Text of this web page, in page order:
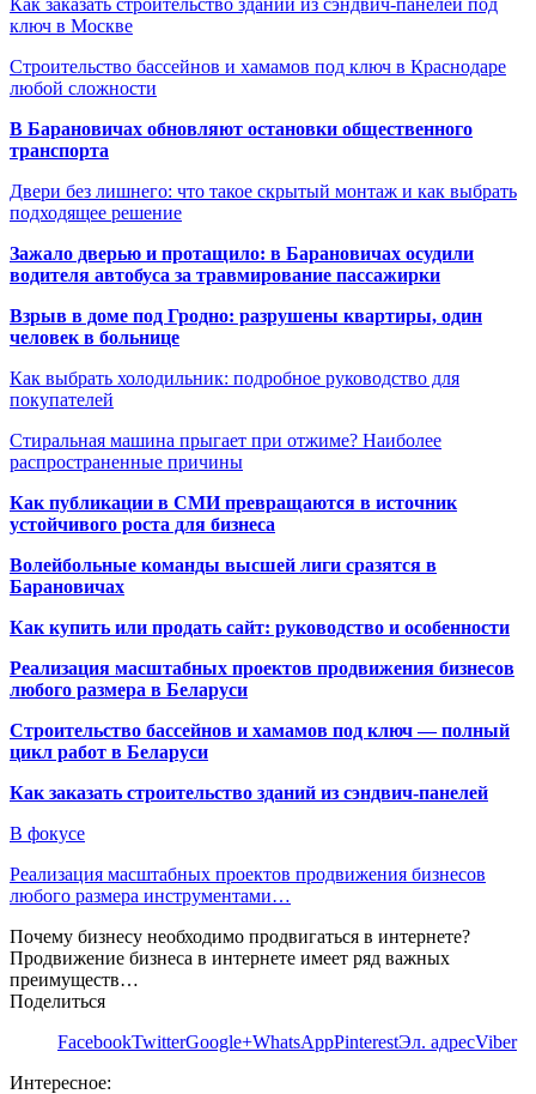
ключ в Москве
Строительство бассейнов и хамамов под ключ в Краснодаре
любой сложности
В Барановичах обновляют остановки общественного
транспорта
Двери без лишнего: что такое скрытый монтаж и как выбрать
подходящее решение
Зажало дверью и протащило: в Барановичах осудили
водителя автобуса за травмирование пассажирки
Взрыв в доме под Гродно: разрушены квартиры, один
человек в больнице
Как выбрать холодильник: подробное руководство для
покупателей
Стиральная машина прыгает при отжиме? Наиболее
распространенные причины
Как публикации в СМИ превращаются в источник
устойчивого роста для бизнеса
Волейбольные команды высшей лиги сразятся в
Барановичах
Как купить или продать сайт: руководство и особенности
Реализация масштабных проектов продвижения бизнесов
любого размера в Беларуси
Строительство бассейнов и хамамов под ключ — полный
цикл работ в Беларуси
Как заказать строительство зданий из сэндвич-панелей
В фокусе
Реализация масштабных проектов продвижения бизнесов
любого размера инструментами…
Почему бизнесу необходимо продвигаться в интернете?
Продвижение бизнеса в интернете имеет ряд важных
преимуществ…
Поделиться
FacebookTwitterGoogle+WhatsAppPinterestЭл. адресViber
Интересное: